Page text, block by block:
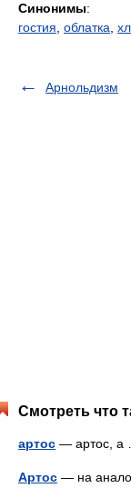
Синонимы:
гостия облатка
Арнольдизм
Смотреть что
артос — артос,
Артос — на